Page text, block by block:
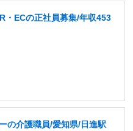
・ECの正社員募集/年収453
の介護職員/愛知県/日進駅